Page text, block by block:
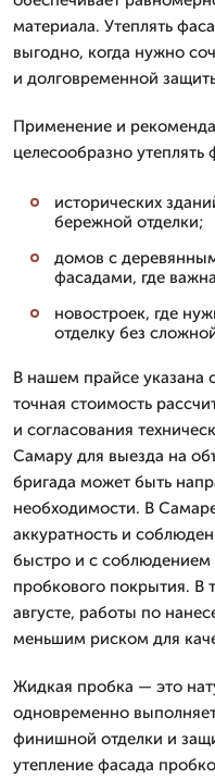
материала. Утеплять
выгодно, когда нужно
и долговременной
Применение и
целесообразно утеплять
исторических
бережной отделки;
домов с
фасадами, где
новостроек, где
отделку без
В нашем прайсе указана
точная стоимость
и согласования
Самару для выезда на
бригада может быть
необходимости. В
аккуратность и
быстро и с соблюдением
пробкового покрытия. В
августе, работы по
меньшим риском для
Жидкая пробка — это
одновременно
финишной отделки и
утепление фасада